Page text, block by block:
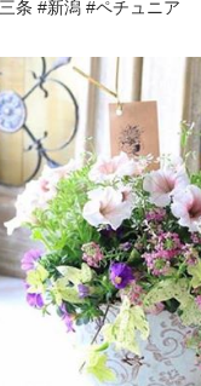
条 #新潟 #ペチュニア